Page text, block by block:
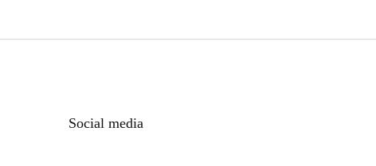
Social media